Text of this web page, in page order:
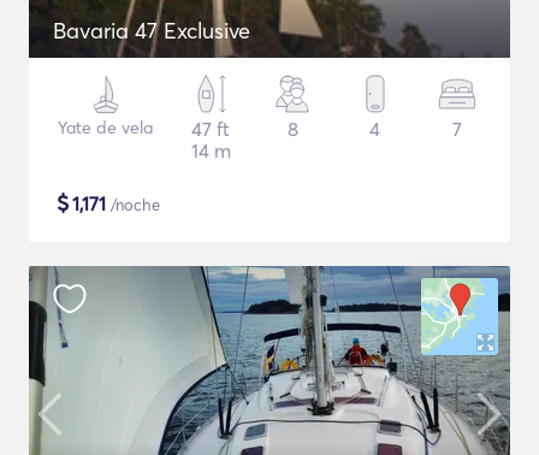
Bavaria 47 Exclusive
Yate de vela
47 ft
14 m
8 4 7
$1,171 /noche